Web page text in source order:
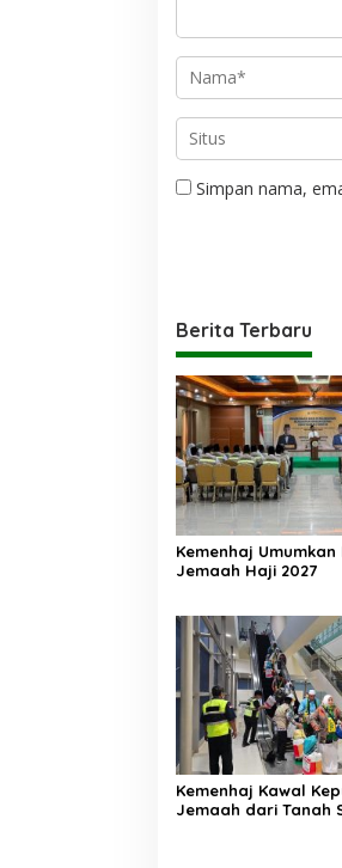
Simpan nama,
Berita Terbaru
Kemenhaj
Jemaah Haji 2027
Kemenhaj Kawal
Jemaah dari Tanah